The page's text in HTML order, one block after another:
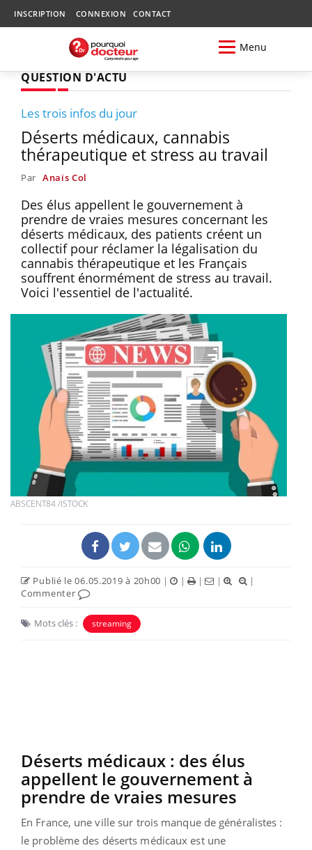
INSCRIPTION CONNEXION CONTACT
Menu
QUESTION D'ACTU
Les trois infos du jour
Déserts médicaux, cannabis
thérapeutique et stress au travail
Par Anaïs Col
Des élus appellent le gouvernement à
prendre de vraies mesures concernant les
déserts médicaux, des patients créent un
collectif pour réclamer la légalisation du
cannabis thérapeutique et les Français
souffrent énormément de stress au travail.
Voici l'essentiel de l'actualité.
ABSCENT84 /ISTOCK
Publié le 06.05.2019 à 20h00 | | | |
|
Commenter
Mots clés : streaming
Déserts médicaux : des élus
appellent le gouvernement à
prendre de vraies mesures
En France, une ville sur trois manque de généralistes :
le problème des déserts médicaux est une